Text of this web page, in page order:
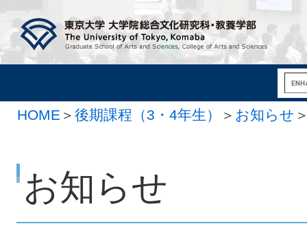
HOME ＞ 後期課程（3・4年生） ＞ お知らせ
お知らせ